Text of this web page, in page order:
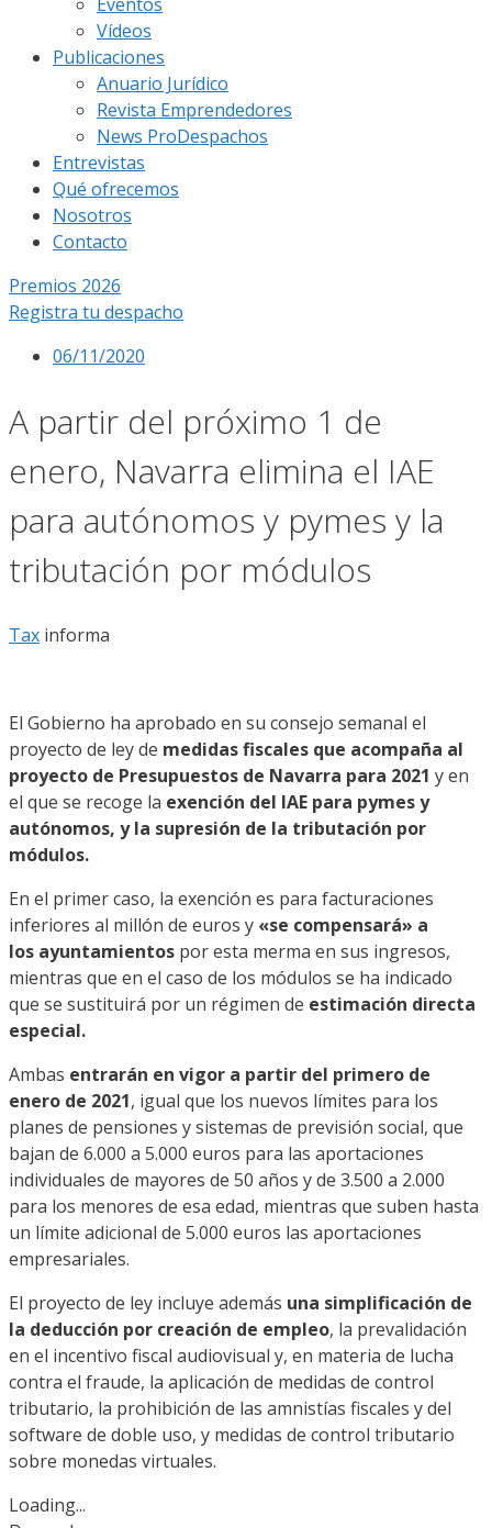
Vídeos
Publicaciones
Anuario Jurídico
Revista Emprendedores
News ProDespachos
Entrevistas
Qué ofrecemos
Nosotros
Contacto
Premios 2026
Registra tu despacho
06/11/2020
A partir del próximo 1 de
enero, Navarra elimina el IAE
para autónomos y pymes y la
tributación por módulos
Tax informa
El Gobierno ha aprobado en su consejo semanal el
proyecto de ley de medidas fiscales que acompaña al
proyecto de Presupuestos de Navarra para 2021 y en
el que se recoge la exención del IAE para pymes y
autónomos, y la supresión de la tributación por
módulos.
En el primer caso, la exención es para facturaciones
inferiores al millón de euros y «se compensará» a
los ayuntamientos por esta merma en sus ingresos,
mientras que en el caso de los módulos se ha indicado
que se sustituirá por un régimen de estimación directa
especial.
Ambas entrarán en vigor a partir del primero de
enero de 2021, igual que los nuevos límites para los
planes de pensiones y sistemas de previsión social, que
bajan de 6.000 a 5.000 euros para las aportaciones
individuales de mayores de 50 años y de 3.500 a 2.000
para los menores de esa edad, mientras que suben hasta
un límite adicional de 5.000 euros las aportaciones
empresariales.
El proyecto de ley incluye además una simplificación de
la deducción por creación de empleo, la prevalidación
en el incentivo fiscal audiovisual y, en materia de lucha
contra el fraude, la aplicación de medidas de control
tributario, la prohibición de las amnistías fiscales y del
software de doble uso, y medidas de control tributario
sobre monedas virtuales.
Loading...